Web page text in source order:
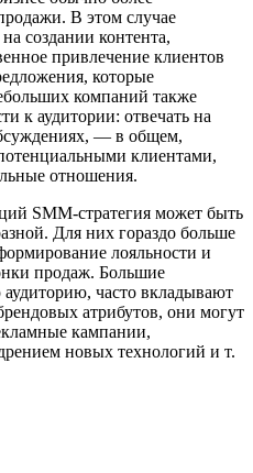
В этом случае
на создании контента,
привлечение клиентов
которые
компаний также
к аудитории: отвечать на
— в общем,
клиентами,
отношения.
SMM-стратегия может быть
Для них гораздо больше
лояльности и
продаж. Большие
часто вкладывают
атрибутов, они могут
кампании,
новых технологий и т.